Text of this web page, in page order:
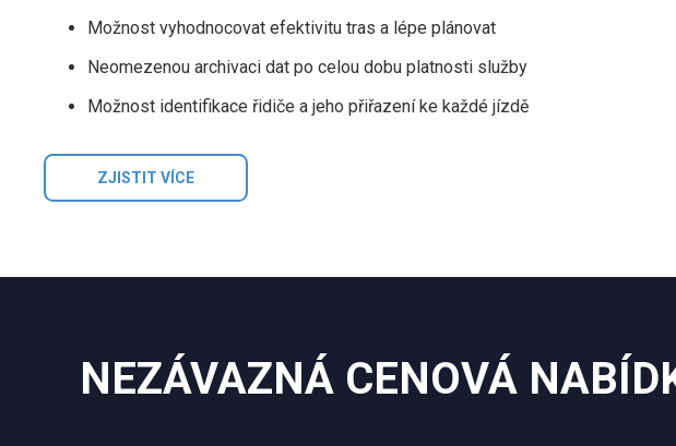
Možnost vyhodnocovat efektivitu tras a lépe plánovat
Neomezenou archivaci dat po celou dobu platnosti služby
Možnost identifikace řidiče a jeho přiřazení ke každé jízdě
ZJISTIT VÍCE
NEZÁVAZNÁ CENOVÁ